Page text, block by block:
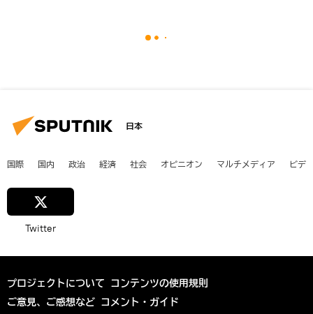
日本
国際 国内 政治 経済 社会 オピニオン マルチメディア ビデ
Twitter
プロジェクトについて コンテンツの使用規則
ご意見、ご感想など コメント・ガイド